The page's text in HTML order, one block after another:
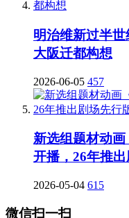
明治维新过半
大阪迁都构想
2026-06-05 457
新选组题材动画
开播，26年推
2026-05-04 615
微信扫一扫